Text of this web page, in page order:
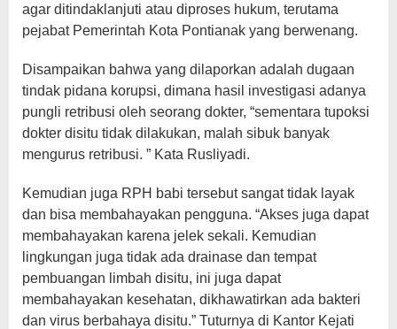
agar ditindaklanjuti atau diproses hukum, terutama
pejabat Pemerintah Kota Pontianak yang berwenang.
Disampaikan bahwa yang dilaporkan adalah dugaan
tindak pidana korupsi, dimana hasil investigasi adanya
pungli retribusi oleh seorang dokter, “sementara tupoksi
dokter disitu tidak dilakukan, malah sibuk banyak
mengurus retribusi. ” Kata Rusliyadi.
Kemudian juga RPH babi tersebut sangat tidak layak
dan bisa membahayakan pengguna. “Akses juga dapat
membahayakan karena jelek sekali. Kemudian
lingkungan juga tidak ada drainase dan tempat
pembuangan limbah disitu, ini juga dapat
membahayakan kesehatan, dikhawatirkan ada bakteri
dan virus berbahaya disitu.” Tuturnya di Kantor Kejati